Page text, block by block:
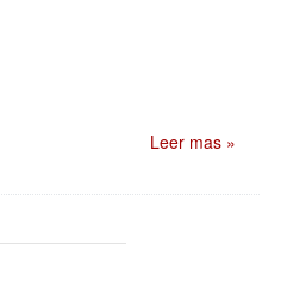
Leer mas »